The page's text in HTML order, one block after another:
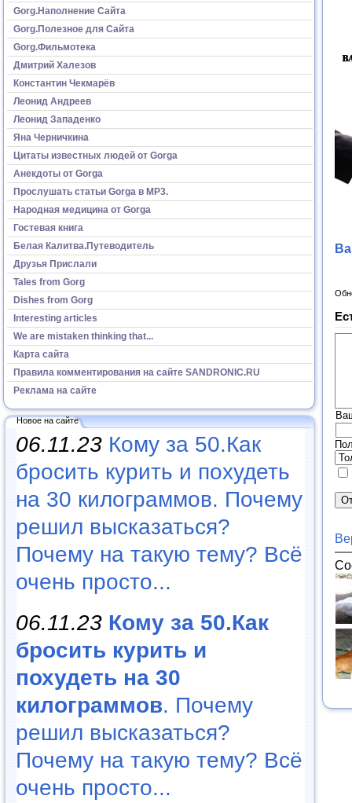
Gorg.Наполнение Сайта
Gorg.Полезное для Сайта
Gorg.Фильмотека
Дмитрий Халезов
Константин Чекмарёв
Леонид Андреев
Леонид Западенко
Яна Черничкина
Цитаты известных людей от Gorga
Анекдоты от Gorga
Прослушать статьи Gorga в МР3.
Народная медицина от Gorga
Гостевая книга
Белая Калитва.Путеводитель
Друзья Прислали
Tales from Gorg
Dishes from Gorg
Interesting articles
We are mistaken thinking that...
Карта сайта
Правила комментирования на сайте SANDRONIC.RU
Реклама на сайте
Новое на сайте
06.11.23 Кому за 50.Как
бросить курить и похудеть
на 30 килограммов. Почему
решил высказаться?
Почему на такую тему? Всё
очень просто...
06.11.23 Кому за 50.Как
бросить курить и
похудеть на 30
килограммов. Почему
решил высказаться?
Почему на такую тему? Всё
очень просто...